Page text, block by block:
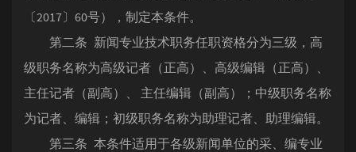
〔2017〕60号），制定本条件。
第二条 新闻专业技术职务任职资格分为三级，高
级职务名称为高级记者（正高）、高级编辑（正高）、
主任记者（副高）、 主任编辑（副高）；中级职务名称
为记者、编辑；初级职务名称为助理记者、助理编辑。
第三条 本条件适用于各级新闻单位的采、编专业